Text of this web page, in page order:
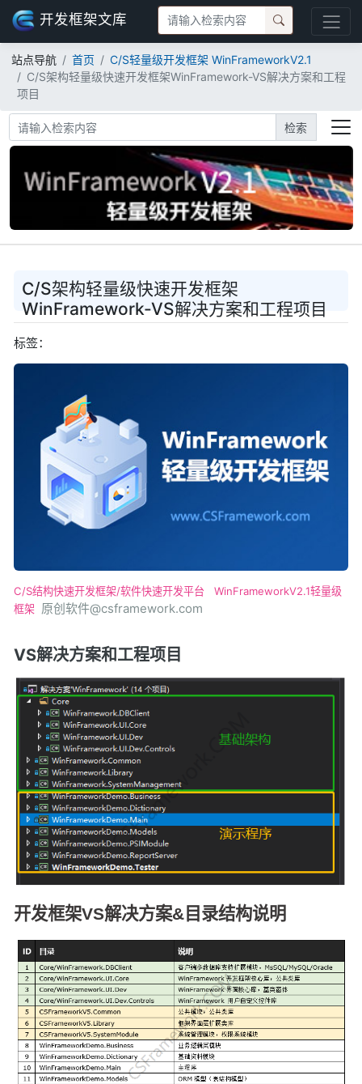
开发框架文库
站点导航 首页
C/S轻量级开发框架 WinFrameworkV2.1
C/S架构轻量级快速开发框架WinFramework-VS解决方案和工程
项目
检索
C/S架构轻量级快速开发框架
WinFramework-VS解决方案和工程项目
标签：
C/S结构快速开发框架/软件快速开发平台
WinFrameworkV2.1轻量级
框架 原创软件@csframework.com
VS解决方案和工程项目
开发框架VS解决方案&目录结构说明